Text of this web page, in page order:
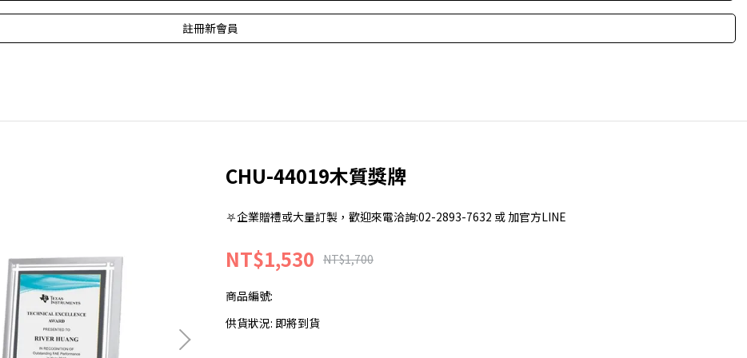
註冊新會員
CHU-44019木質獎牌
⛧企業贈禮或大量訂製，歡迎來電洽詢:02-2893-7632 或 加官方LINE
NT$1,530 NT$1,700
商品編號:
供貨狀況: 即將到貨